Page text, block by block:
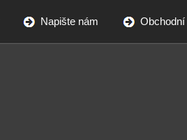
Napište nám